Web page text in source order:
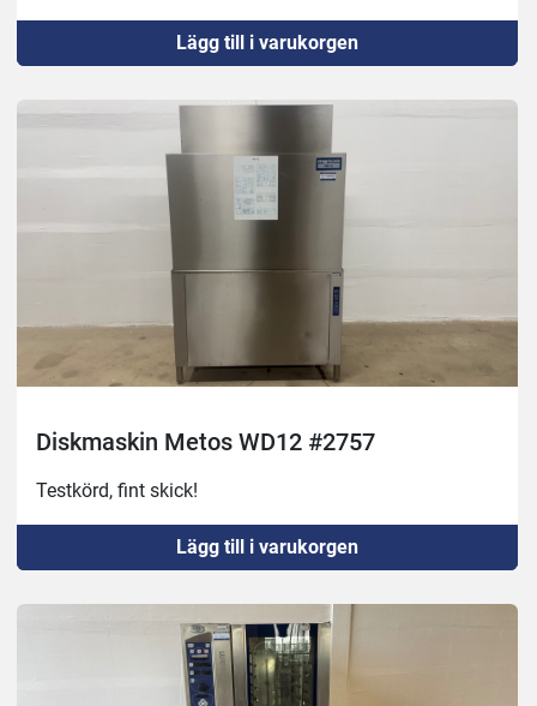
Lägg till i varukorgen
Diskmaskin Metos WD12 #2757
Testkörd, fint skick!
Lägg till i varukorgen